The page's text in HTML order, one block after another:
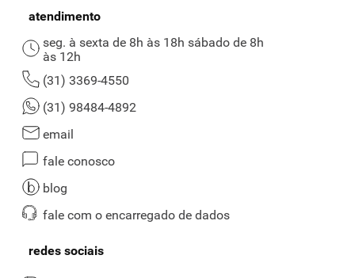
atendimento
seg. à sexta de 8h às 18h sábado de 8h
às 12h
(31) 3369-4550
(31) 98484-4892
email
fale conosco
blog
fale com o encarregado de dados
redes sociais